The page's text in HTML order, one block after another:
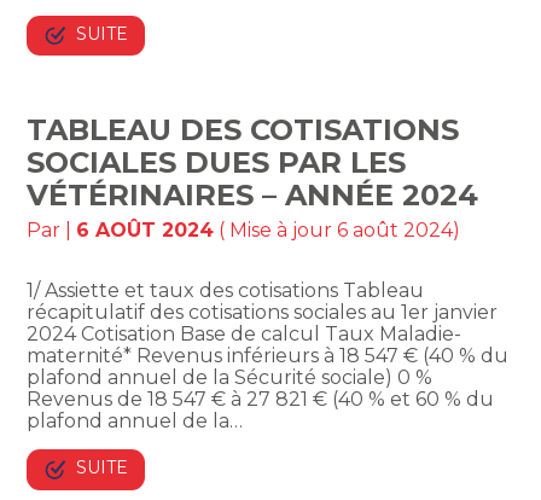
SUITE
TABLEAU DES COTISATIONS
SOCIALES DUES PAR LES
VÉTÉRINAIRES – ANNÉE 2024
Par 6 AOÛT 2024 ( Mise à jour 6 août 2024)
1/ Assiette et taux des cotisations Tableau
récapitulatif des cotisations sociales au 1er janvier
2024 Cotisation Base de calcul Taux Maladie-
maternité* Revenus inférieurs à 18 547 € (40 % du
plafond annuel de la Sécurité sociale) 0 %
Revenus de 18 547 € à 27 821 € (40 % et 60 % du
plafond annuel de la…
SUITE